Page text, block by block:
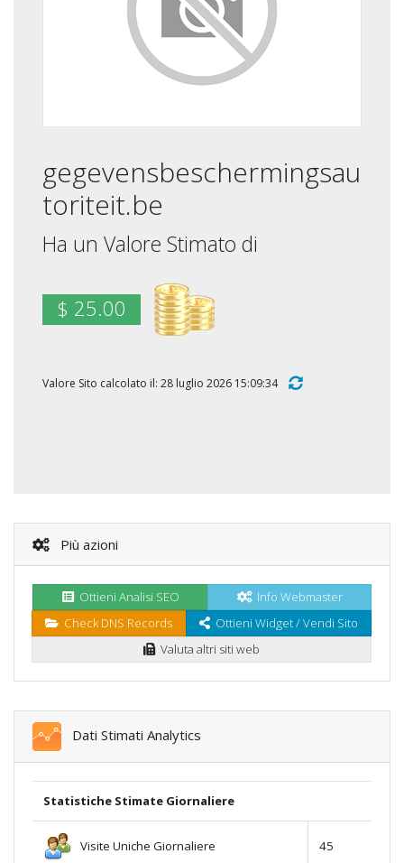
gegevensbeschermingsau
toriteit.be
Ha un Valore Stimato di
$ 25.00
Valore Sito calcolato il: 28 luglio 2026 15:09:34
Più azioni
Ottieni Analisi SEO
Info Webmaster
Check DNS Records
Ottieni Widget / Vendi Sito
Valuta altri siti web
Dati Stimati Analytics
Statistiche Stimate Giornaliere
Visite Uniche Giornaliere 45